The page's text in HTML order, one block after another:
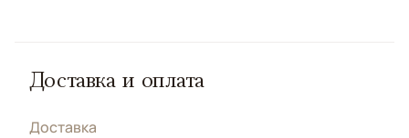
Доставка и оплата
Доставка